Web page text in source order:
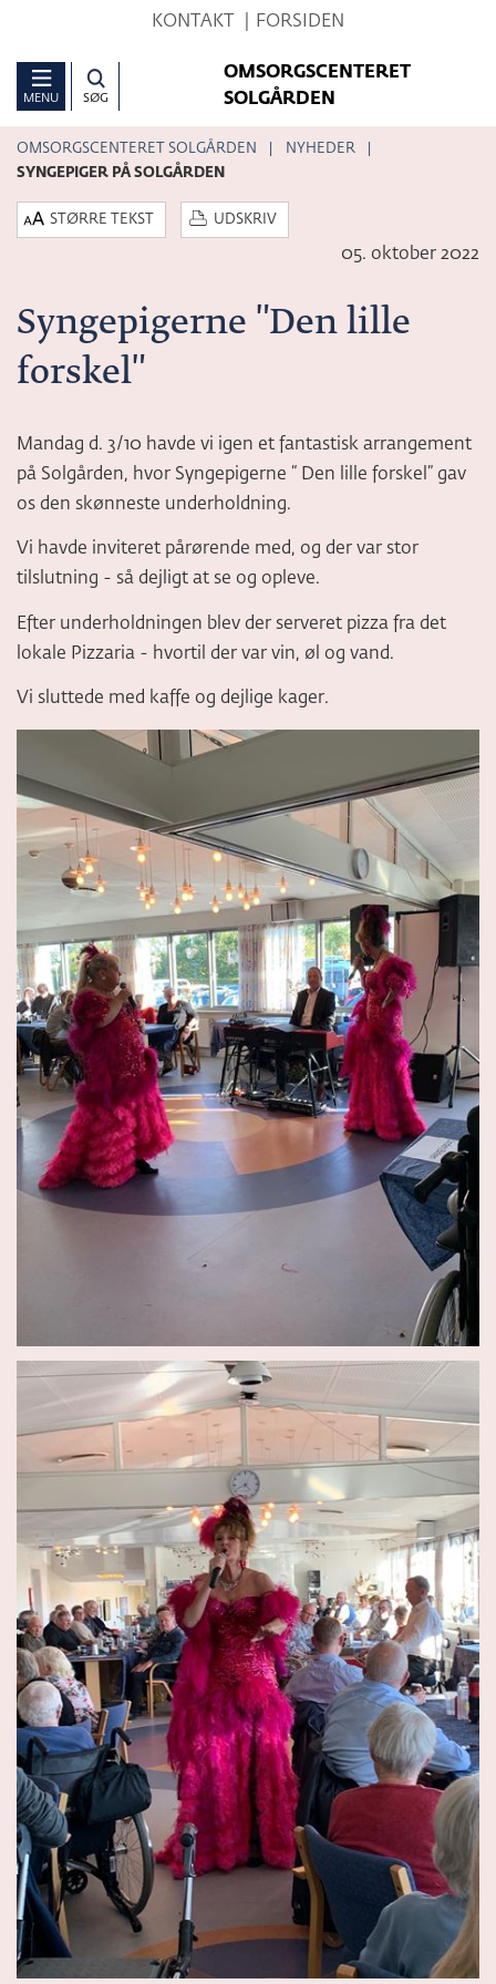
Hop
sidens
indhold
KONTAKT FORSIDEN
MENU SØG
OMSORGSCENTERET
SOLGÅRDEN
OMSORGSCENTERET SOLGÅRDEN
NYHEDER
SYNGEPIGER PÅ SOLGÅRDEN
STØRRE TEKST UDSKRIV
05. oktober 2022
Syngepigerne "Den lille
forskel"
Mandag d. 3/10 havde vi igen et fantastisk arrangement
på Solgården, hvor Syngepigerne “ Den lille forskel” gav
os den skønneste underholdning.
Vi havde inviteret pårørende med, og der var stor
tilslutning - så dejligt at se og opleve.
Efter underholdningen blev der serveret pizza fra det
lokale Pizzaria - hvortil der var vin, øl og vand.
Vi sluttede med kaffe og dejlige kager.